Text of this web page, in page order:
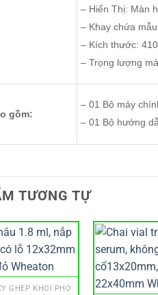
– Hiển Thị:
– Khay chứa
– Kích thước:
– Trọng lượng
gồm:
– 01 Bộ máy
– 01 Bộ hướng
TƯƠNG TỰ
GHÉP KHỐI PHỔ